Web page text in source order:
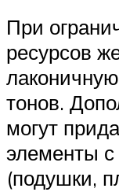
При
ресурсов
тонов.
могут
элементы с
(подушки,